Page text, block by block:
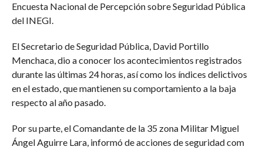
Encuesta Nacional de Percepción sobre Seguridad Pública
del INEGI.
El Secretario de Seguridad Pública, David Portillo
Menchaca, dio a conocer los acontecimientos registrados
durante las últimas 24 horas, así como los índices delictivos
en el estado, que mantienen su comportamiento a la baja
respecto al año pasado.
Por su parte, el Comandante de la 35 zona Militar Miguel
Ángel Aguirre Lara, informó de acciones de seguridad com